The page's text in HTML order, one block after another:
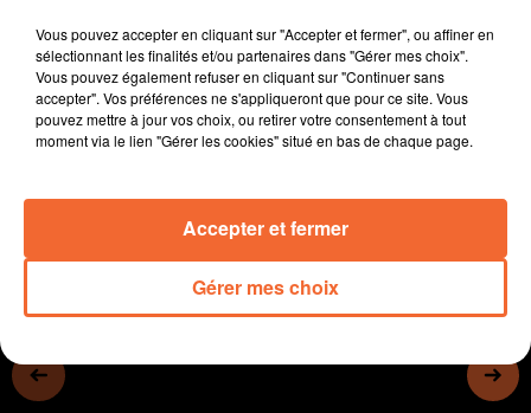
Escapades " à la Corbelière de Moulins
- Le club-house associatif de Beaulieu-sous-Bressuire
inauguré ce vendredi soir (photo)
- A Cerizay, le National 3 Fight ce dimanche
Vous pouvez accepter en cliquant sur "Accepter et fermer", ou affiner en
sélectionnant les finalités et/ou partenaires dans "Gérer mes choix".
Vous pouvez également refuser en cliquant sur "Continuer sans
accepter". Vos préférences ne s'appliqueront que pour ce site. Vous
pouvez mettre à jour vos choix, ou retirer votre consentement à tout
moment via le lien "Gérer les cookies" situé en bas de chaque page.
Gérer mes choix
Accepter et fermer